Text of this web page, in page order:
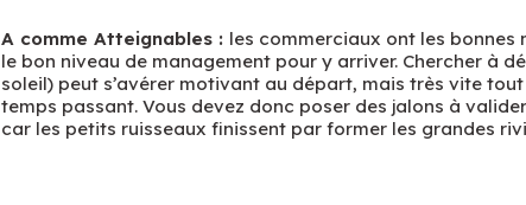
A comme Atteignables : les commerciaux ont les bonnes
le bon niveau de management pour y arriver. Chercher à
soleil) peut s’avérer motivant au départ, mais très vite
temps passant. Vous devez donc poser des jalons à
car les petits ruisseaux finissent par former les grandes